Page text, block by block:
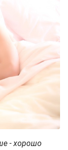
- хорошо